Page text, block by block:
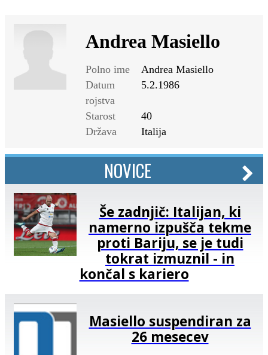
Andrea Masiello
Polno ime
Andrea Masiello
Datum
rojstva
5.2.1986
Starost
40
Država
Italija
NOVICE
Še zadnjič: Italijan, ki
namerno izpušča tekme
proti Bariju, se je tudi
tokrat izmuznil - in
končal s kariero
Masiello suspendiran za
26 mesecev